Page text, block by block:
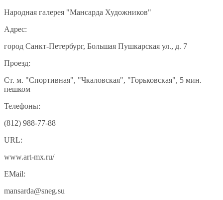
Народная галерея "Мансарда Художников"
Адрес:
город Санкт-Петербург, Большая Пушкарская ул., д. 7
Проезд:
Cт. м. "Спортивная", "Чкаловская", "Горьковская", 5 мин.
пешком
Телефоны:
(812) 988-77-88
URL:
www.art-mx.ru/
EMail:
mansarda@sneg.su